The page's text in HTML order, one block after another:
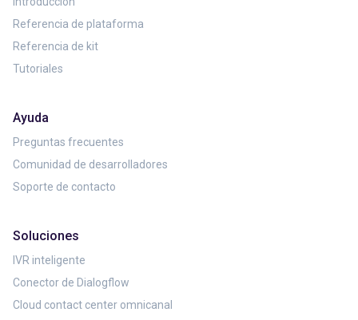
Soluciones
IVR inteligente
Conector de Dialogflow
Cloud contact center omnicanal
Referencia de plataforma
Referencia de kit
Tutoriales
Ayuda
Preguntas frecuentes
Comunidad de desarrolladores
Soporte de contacto